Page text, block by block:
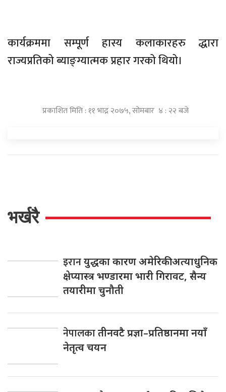
कार्यक्रममा सम्पूर्ण हास्य कलाकारहरु द्धारा
राज्यप्रतिको ब्याङ्ग्यात्मक प्रहार गरको थियो।
प्रकाशित मिति : ११ भाद्र २०७५, सोमबार ४ : २२ बजे
भर्खरै
इरानयुद्धका कारण अमेरिकी अत्याधुनिक
क्षेप्यास्त्र भण्डारमा भारी गिरावट, सैन्य
तयारीमा चुनौती
नेपालकातीनवटै प्रज्ञा–प्रतिष्ठानमा नयाँ
नेतृत्व चयन